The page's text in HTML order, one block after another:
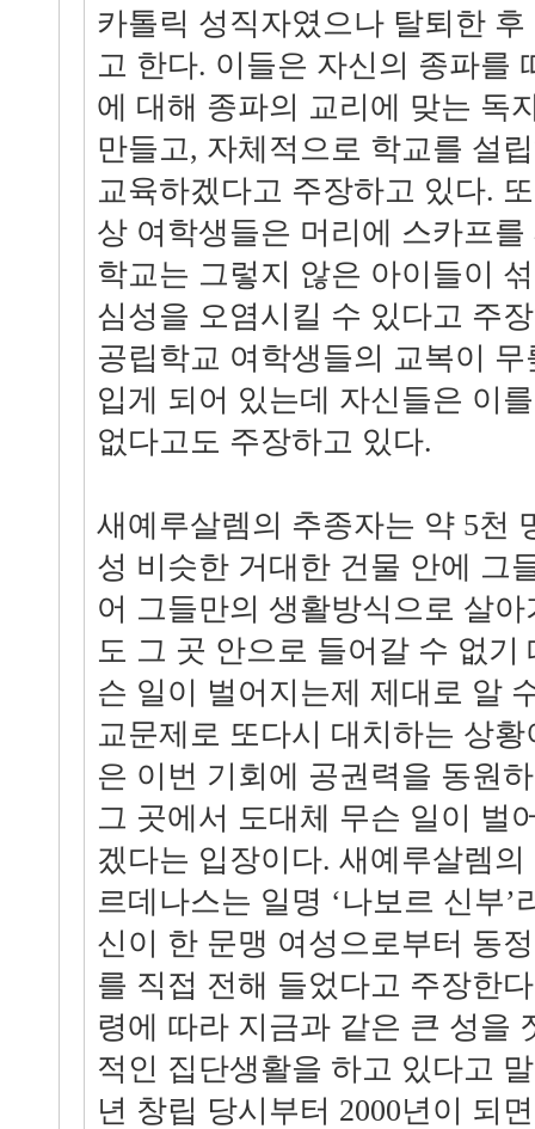
카톨릭 성직자였으나 탈퇴한
고 한다. 이들은 자신의 종파를
에 대해 종파의 교리에 맞는 독
만들고, 자체적으로 학교를 설
교육하겠다고 주장하고 있다.
상 여학생들은 머리에 스카프
학교는 그렇지 않은 아이들이
심성을 오염시킬 수 있다고 주
공립학교 여학생들의 교복이
입게 되어 있는데 자신들은 이
없다고도 주장하고 있다.
새예루살렘의 추종자는 약 5천
성 비슷한 거대한 건물 안에 그
어 그들만의 생활방식으로 살
도 그 곳 안으로 들어갈 수 없기
슨 일이 벌어지는제 제대로 알
교문제로 또다시 대치하는 상
은 이번 기회에 공권력을 동원
그 곳에서 도대체 무슨 일이 벌
겠다는 입장이다. 새예루살렘
르데나스는 일명 ‘나보르 신부’
신이 한 문맹 여성으로부터 동
를 직접 전해 들었다고 주장한
령에 따라 지금과 같은 큰 성을
적인 집단생활을 하고 있다고
년 창립 당시부터 2000년이 되